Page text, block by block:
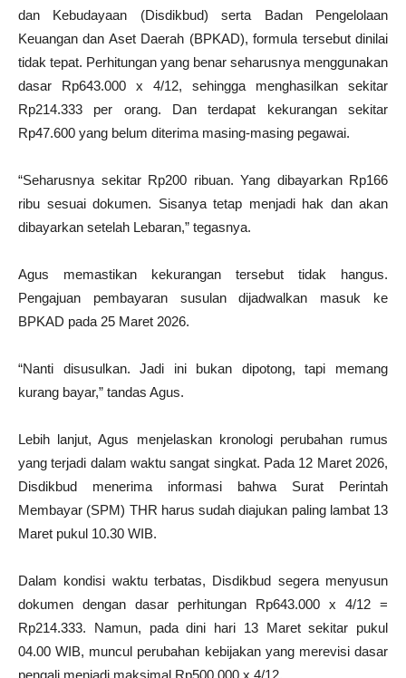
dan Kebudayaan (Disdikbud) serta Badan Pengelolaan
Keuangan dan Aset Daerah (BPKAD), formula tersebut dinilai
tidak tepat. Perhitungan yang benar seharusnya menggunakan
dasar Rp643.000 x 4/12, sehingga menghasilkan sekitar
Rp214.333 per orang. Dan terdapat kekurangan sekitar
Rp47.600 yang belum diterima masing-masing pegawai.
“Seharusnya sekitar Rp200 ribuan. Yang dibayarkan Rp166
ribu sesuai dokumen. Sisanya tetap menjadi hak dan akan
dibayarkan setelah Lebaran,” tegasnya.
Agus memastikan kekurangan tersebut tidak hangus.
Pengajuan pembayaran susulan dijadwalkan masuk ke
BPKAD pada 25 Maret 2026.
“Nanti disusulkan. Jadi ini bukan dipotong, tapi memang
kurang bayar,” tandas Agus.
Lebih lanjut, Agus menjelaskan kronologi perubahan rumus
yang terjadi dalam waktu sangat singkat. Pada 12 Maret 2026,
Disdikbud menerima informasi bahwa Surat Perintah
Membayar (SPM) THR harus sudah diajukan paling lambat 13
Maret pukul 10.30 WIB.
Dalam kondisi waktu terbatas, Disdikbud segera menyusun
dokumen dengan dasar perhitungan Rp643.000 x 4/12 =
Rp214.333. Namun, pada dini hari 13 Maret sekitar pukul
04.00 WIB, muncul perubahan kebijakan yang merevisi dasar
pengali menjadi maksimal Rp500.000 x 4/12.